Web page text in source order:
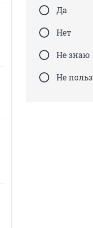
Да
Нет
Не знаю
Не